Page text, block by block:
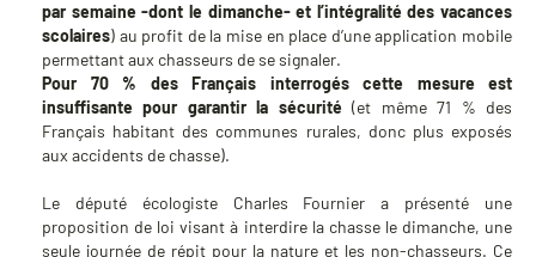
par semaine -dont le dimanche- et l’intégralité des vacances
scolaires) au profit de la mise en place d’une application mobile
permettant aux chasseurs de se signaler.
Pour 70 % des Français interrogés cette mesure est
insuffisante pour garantir la sécurité (et même 71 % des
Français habitant des communes rurales, donc plus exposés
aux accidents de chasse).
Le député écologiste Charles Fournier a présenté une
proposition de loi visant à interdire la chasse le dimanche, une
seule journée de répit pour la nature et les non-chasseurs. Ce